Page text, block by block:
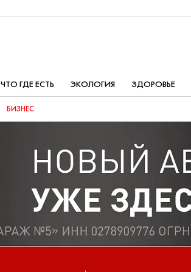
ЧТО ГДЕ ЕСТЬ ЭКОЛОГИЯ ЗДОРОВЬЕ
БИЗНЕС